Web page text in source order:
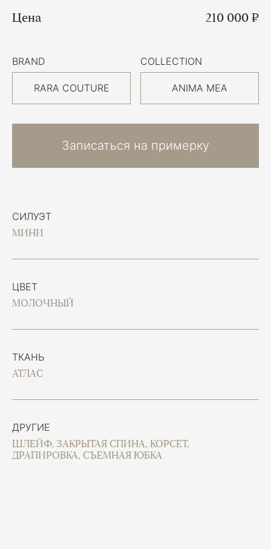
СИЛУЭТ
МИНИ
ЦВЕТ
МОЛОЧНЫЙ
ТКАНЬ
АТЛАС
ДРУГИЕ
ШЛЕЙФ, ЗАКРЫТАЯ СПИНА, КОРСЕТ,
ДРАПИРОВКА, СЪЕМНАЯ ЮБКА
Цена 210 000 ₽
BRAND
RARA COUTURE
COLLECTION
ANIMA MEA
Записаться на примерку